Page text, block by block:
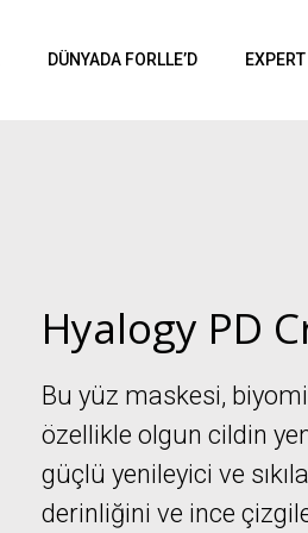
DÜNYADA FORLLE’D
Hyalogy PD
Bu yüz maskesi,
özellikle olgun cildin
güçlü yenileyici ve
derinliğini ve ince